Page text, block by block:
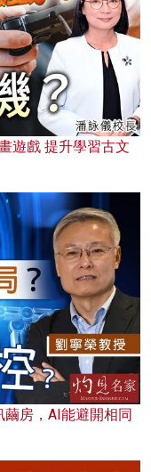
遊戲 提升學習古文
房，AI能避開相同